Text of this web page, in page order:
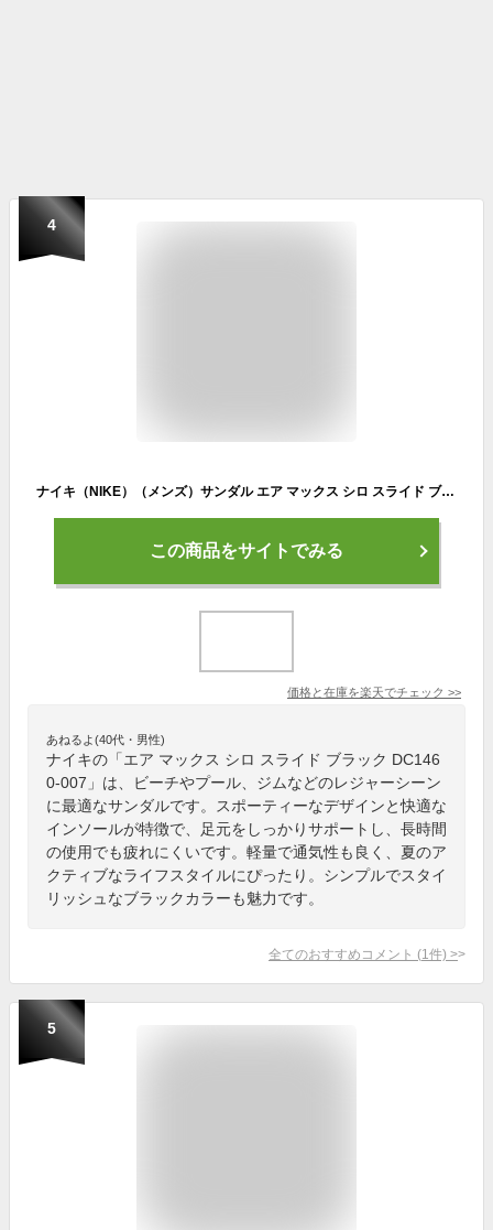
4
ナイキ（NIKE）（メンズ）サンダル エア マックス シロ スライド ブラック DC1460-007 シャワサン レジャー ビーチ プール ジム スポーティー 快適 インソール
この商品をサイトでみる
価格と在庫を楽天でチェック >>
あねるよ(40代・男性)
ナイキの「エア マックス シロ スライド ブラック DC146
0-007」は、ビーチやプール、ジムなどのレジャーシーン
に最適なサンダルです。スポーティーなデザインと快適な
インソールが特徴で、足元をしっかりサポートし、長時間
の使用でも疲れにくいです。軽量で通気性も良く、夏のア
クティブなライフスタイルにぴったり。シンプルでスタイ
リッシュなブラックカラーも魅力です。
全てのおすすめコメント (1 件) >
5